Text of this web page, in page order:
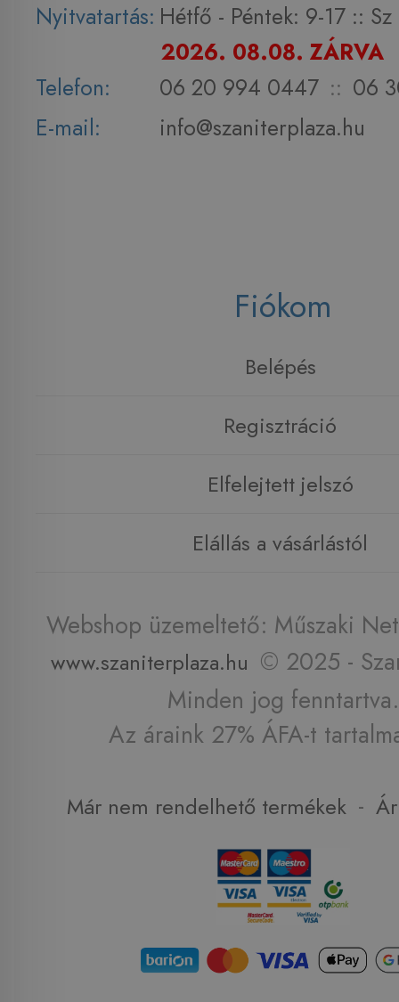
Nyitvatartás: Hétfő - Péntek: 9-17 :: Sz
2026. 08.08. ZÁRVA
Telefon:
06 20 994 0447 :: 06
E-mail:
info@szaniterplaza.hu
Fiókom
Belépés
Regisztráció
Elfelejtett jelszó
Elállás a vásárlástól
Webshop üzemeltető: Műszaki
www.szaniterplaza.hu © 2025 -
Minden jog fenntartva.
Az áraink 27% ÁFA-t
Már nem rendelhető termékek -